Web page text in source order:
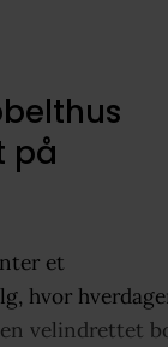
på
et
hvor
velindrettet